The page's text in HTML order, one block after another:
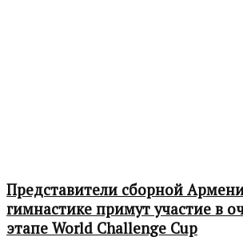
Представители сборной
гимнастике примут участие в
этапе World Challenge Cup